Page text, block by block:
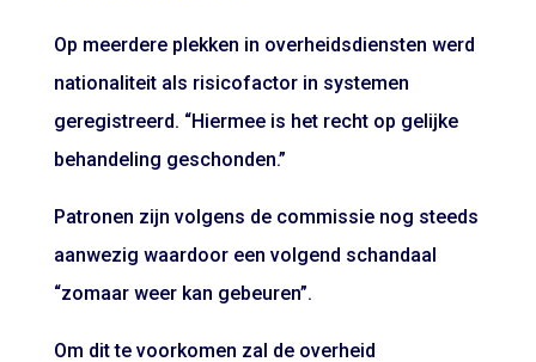
Op meerdere plekken in overheidsdiensten werd
nationaliteit als risicofactor in systemen
geregistreerd. “Hiermee is het recht op gelijke
behandeling geschonden.”
Patronen zijn volgens de commissie nog steeds
aanwezig waardoor een volgend schandaal
“zomaar weer kan gebeuren”.
Om dit te voorkomen zal de overheid